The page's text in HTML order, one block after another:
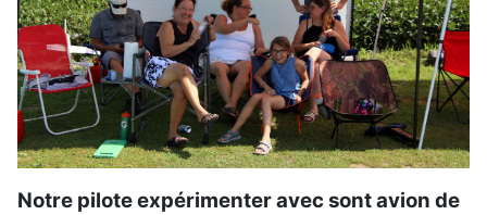
Notre pilote expérimenter avec sont avion de